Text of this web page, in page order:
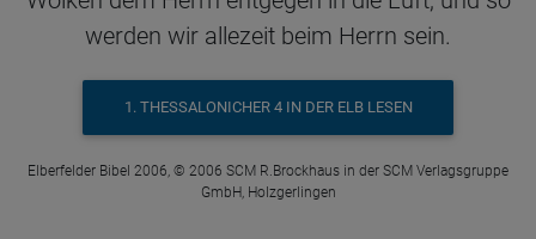
werden wir allezeit beim Herrn sein.
1. THESSALONICHER 4 IN DER ELB LESEN
Elberfelder Bibel 2006, © 2006 SCM R.Brockhaus in der SCM Verlagsgruppe
GmbH, Holzgerlingen